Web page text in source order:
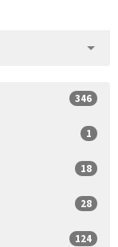
346
1
18
28
124